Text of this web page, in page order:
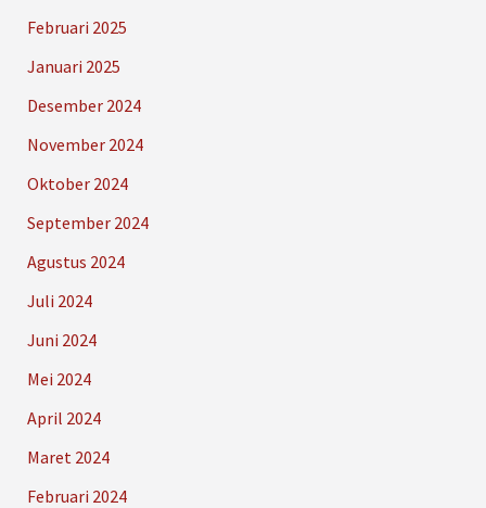
Februari 2025
Januari 2025
Desember 2024
November 2024
Oktober 2024
September 2024
Agustus 2024
Juli 2024
Juni 2024
Mei 2024
April 2024
Maret 2024
Februari 2024